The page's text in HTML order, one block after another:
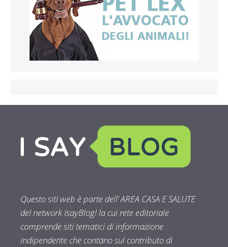
Questo siti web è parte dell’ AREA CASA E SALUTE
del network IsayBlog! la cui rete editoriale
comprende siti tematici di informazione
indipendente che contano sul contributo di